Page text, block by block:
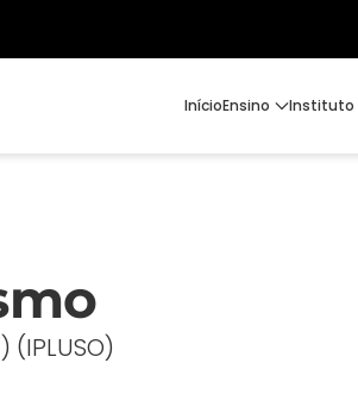
InícioEnsino Instituto